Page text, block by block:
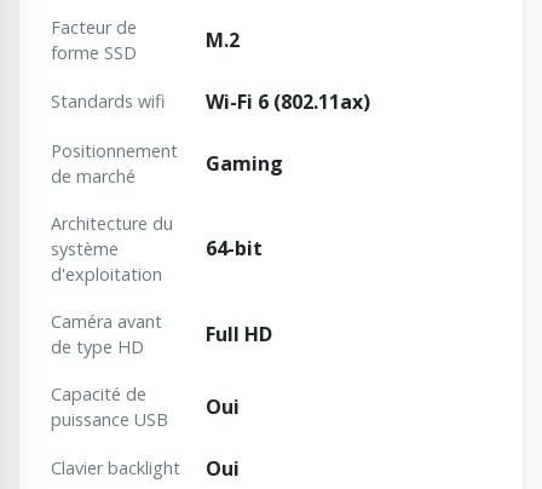
Facteur de
forme SSD
M.2
Standards wifi Wi-Fi 6 (802.11ax)
Positionnement
de marché
Gaming
Architecture du
système
d'exploitation
64-bit
Caméra avant
de type HD
Full HD
Capacité de
puissance USB
Oui
Clavier backlight Oui